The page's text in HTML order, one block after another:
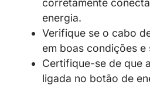
corretamente
energia.
Verifique se o cabo
em boas condições e
Certifique-se de que
ligada no botão de